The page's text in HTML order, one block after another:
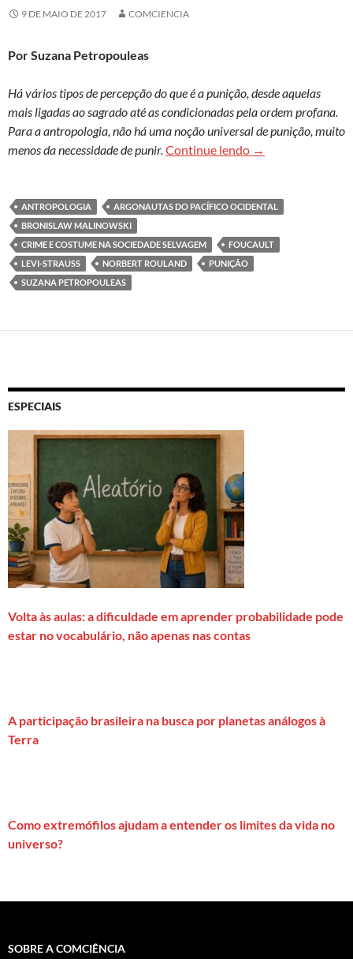
9 DE MAIO DE 2017 COMCIENCIA
Por Suzana Petropouleas
Há vários tipos de percepção do que é a punição, desde aquelas
mais ligadas ao sagrado até as condicionadas pela ordem profana.
Para a antropologia, não há uma noção universal de punição, muito
menos da necessidade de punir.Continue lendo Mesmo crime,
→
ANTROPOLOGIA
ARGONAUTAS DO PACÍFICO OCIDENTAL
BRONISLAW MALINOWSKI
CRIME E COSTUME NA SOCIEDADE SELVAGEM
FOUCAULT
LEVI-STRAUSS
NORBERT ROULAND
PUNIÇÃO
SUZANA PETROPOULEAS
ESPECIAIS
Volta às aulas: a dificuldade em aprender probabilidade pode
estar no vocabulário, não apenas nas contas
A participação brasileira na busca por planetas análogos à
Terra
Como extremófilos ajudam a entender os limites da vida no
universo?
SOBRE A COMCIÊNCIA